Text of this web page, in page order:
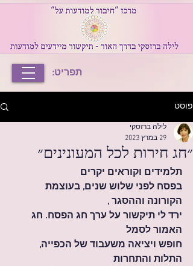
תפריט:
פוסט
״חג חירות לכל המעונינים״
לילה ברזסקי
29 במרץ 2023
תלמידים וקוראים יקרים
בפסח לפני שלוש שנים, בעוצמת
הקורונה וההסגר ,
ירד לי תיקשור על ערך חג הפסח. חג
האמור לסמל
חופש ויציאה משעבוד של הכפייה,
התלות והתחרות